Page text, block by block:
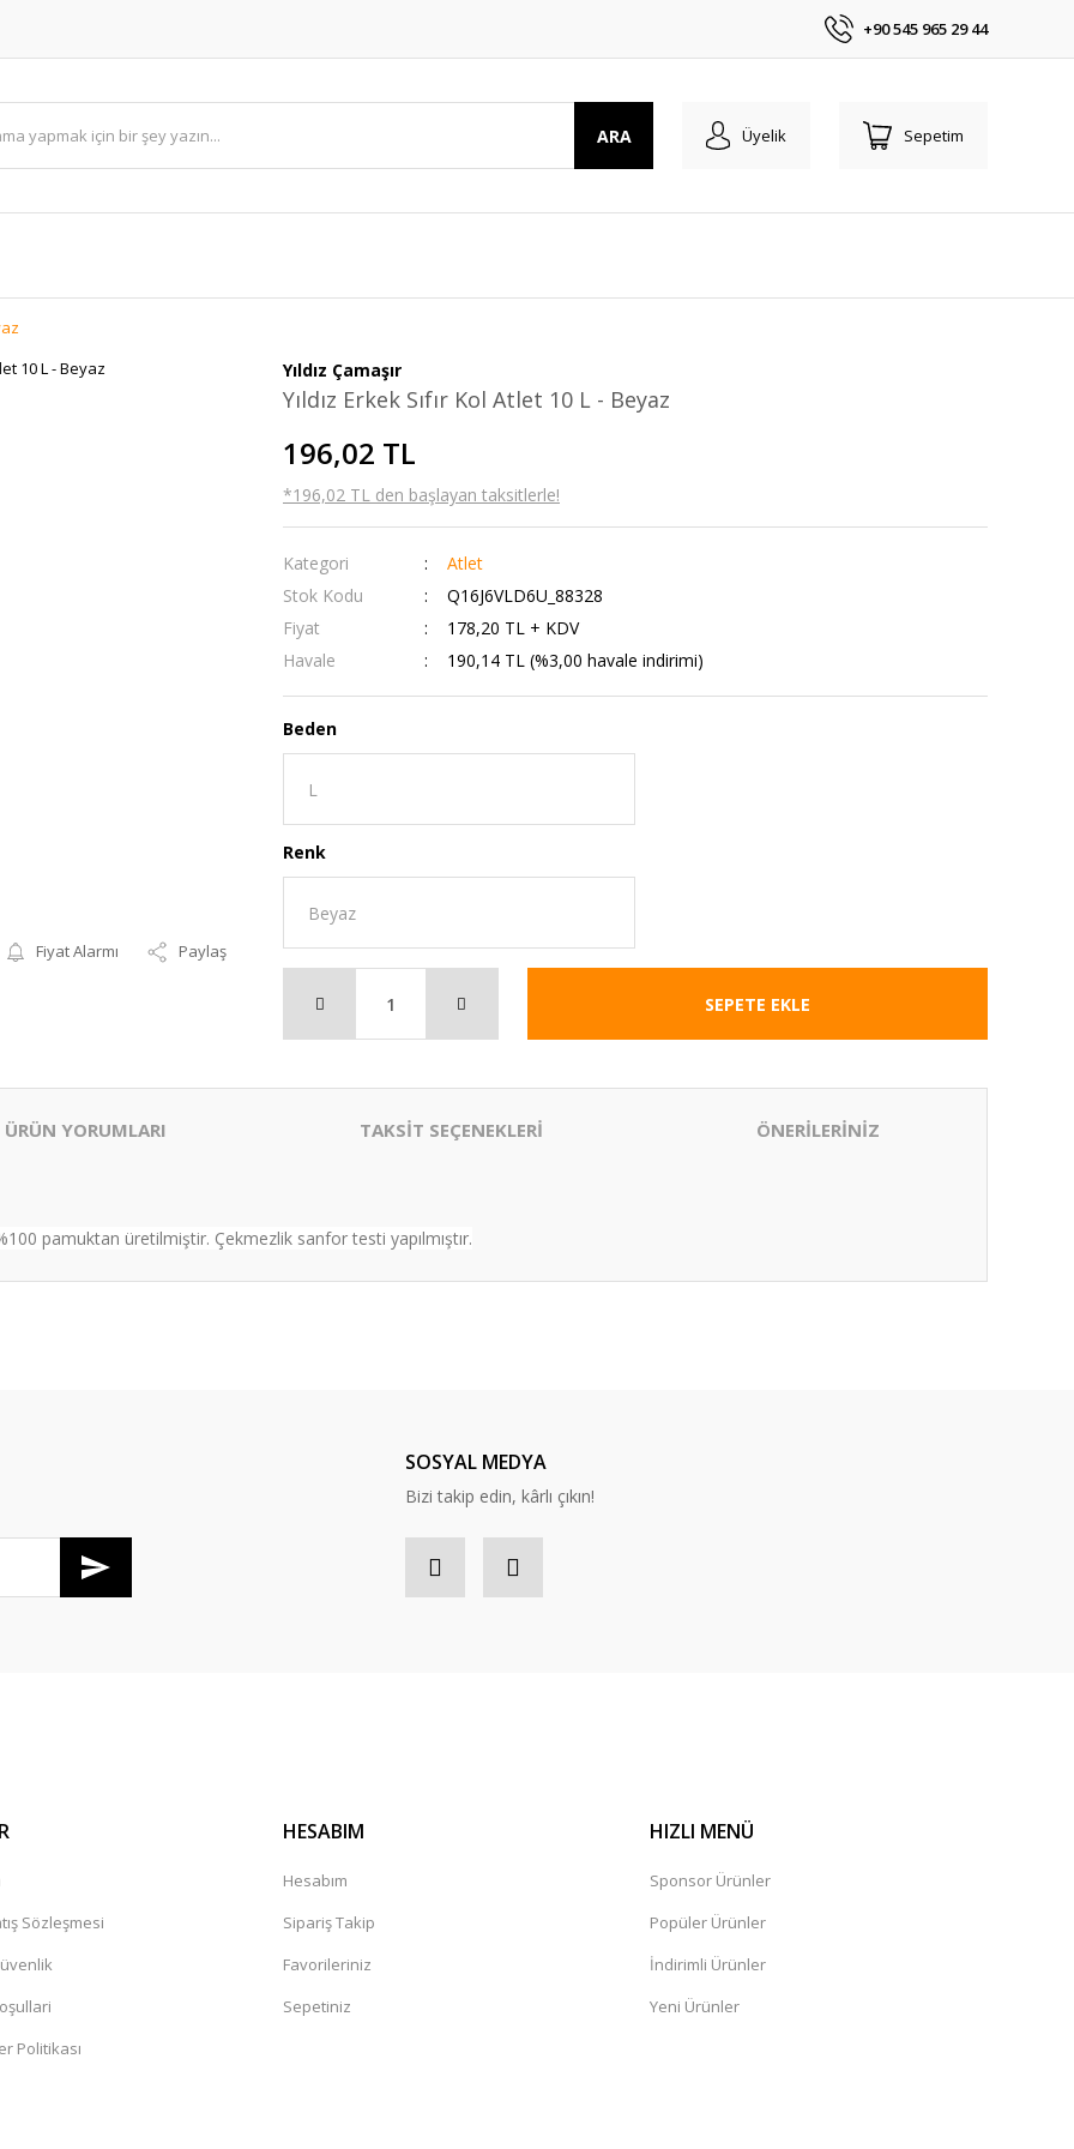
+90 545 965 29 44
ARA Üyelik Sepetim
Fiyat Alarmı Paylaş
Yıldız Çamaşır
Yıldız Erkek Sıfır Kol Atlet 10 L - Beyaz
196,02 TL
*196,02 TL den başlayan taksitlerle!
Kategori
Atlet
Stok Kodu
Q16J6VLD6U_88328
Fiyat
178,20 TL + KDV
Havale
190,14 TL (%3,00 havale indirimi)
Beden
Renk
SEPETE EKLE
ÜRÜN YORUMLARI TAKSİT SEÇENEKLERİ ÖNERİLERİNİZ
pamuktan üretilmiştir. Çekmezlik sanfor testi yapılmıştır.
SOSYAL MEDYA
Bizi takip edin, kârlı çıkın!
Sözleşmesi
Politikası
HESABIM
Hesabım
Sipariş Takip
Favorileriniz
Sepetiniz
HIZLI MENÜ
Sponsor Ürünler
Popüler Ürünler
İndirimli Ürünler
Yeni Ürünler